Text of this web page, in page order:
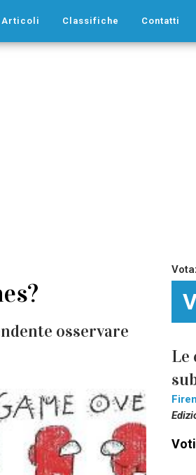
Articoli Classifiche Contatti
osservare
Le